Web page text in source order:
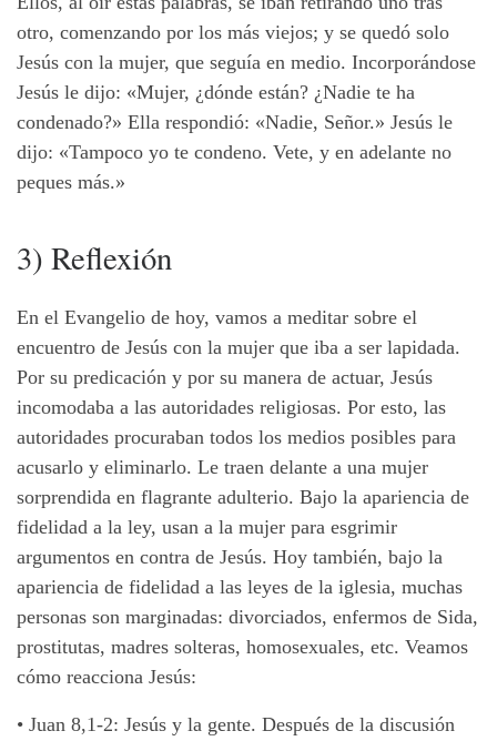
otro, comenzando por los más viejos; y se quedó solo
Jesús con la mujer, que seguía en medio. Incorporándose
Jesús le dijo: «Mujer, ¿dónde están? ¿Nadie te ha
condenado?» Ella respondió: «Nadie, Señor.» Jesús le
dijo: «Tampoco yo te condeno. Vete, y en adelante no
peques más.»
3) Reflexión
En el Evangelio de hoy, vamos a meditar sobre el
encuentro de Jesús con la mujer que iba a ser lapidada.
Por su predicación y por su manera de actuar, Jesús
incomodaba a las autoridades religiosas. Por esto, las
autoridades procuraban todos los medios posibles para
acusarlo y eliminarlo. Le traen delante a una mujer
sorprendida en flagrante adulterio. Bajo la apariencia de
fidelidad a la ley, usan a la mujer para esgrimir
argumentos en contra de Jesús. Hoy también, bajo la
apariencia de fidelidad a las leyes de la iglesia, muchas
personas son marginadas: divorciados, enfermos de Sida,
prostitutas, madres solteras, homosexuales, etc. Veamos
cómo reacciona Jesús:
• Juan 8,1-2: Jesús y la gente. Después de la discusión